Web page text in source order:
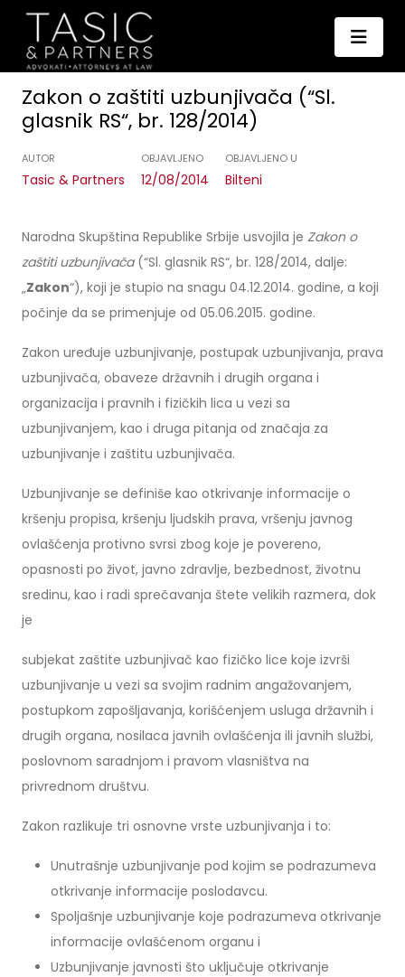
Zakon o zaštiti uzbunjivača (“Sl.
glasnik RS“, br. 128/2014)
AUTOR
Tasic & Partners
OBJAVLJENO
12/08/2014
OBJAVLJENO U
Bilteni
Narodna Skupština Republike Srbije usvojila je Zakon o
zaštiti uzbunjivača (“Sl. glasnik RS“, br. 128/2014, dalje:
„Zakon“), koji je stupio na snagu 04.12.2014. godine, a koji
počinje da se primenjuje od 05.06.2015. godine.
Zakon uređuje uzbunjivanje, postupak uzbunjivanja, prava
uzbunjivača, obaveze državnih i drugih organa i
organizacija i pravnih i fizičkih lica u vezi sa
uzbunjivanjem, kao i druga pitanja od značaja za
uzbunjivanje i zaštitu uzbunjivača.
Uzbunjivanje se definiše kao otkrivanje informacije o
kršenju propisa, kršenju ljudskih prava, vršenju javnog
ovlašćenja protivno svrsi zbog koje je povereno,
opasnosti po život, javno zdravlje, bezbednost, životnu
sredinu, kao i radi sprečavanja štete velikih razmera, dok
je
subjekat zaštite uzbunjivač kao fizičko lice koje izvrši
uzbunjivanje u vezi sa svojim radnim angažovanjem,
postupkom zapošljavanja, korišćenjem usluga državnih i
drugih organa, nosilaca javnih ovlašćenja ili javnih službi,
poslovnom saradnjom i pravom vlasništva na
privrednom društvu.
Zakon razlikuje tri osnovne vrste uzbunjivanja i to:
Unutrašnje uzbunjivanje pod kojim se podrazumeva
otkrivanje informacije poslodavcu.
Spoljašnje uzbunjivanje koje podrazumeva otkrivanje
informacije ovlašćenom organu i
Uzbunjivanje javnosti što uključuje otkrivanje